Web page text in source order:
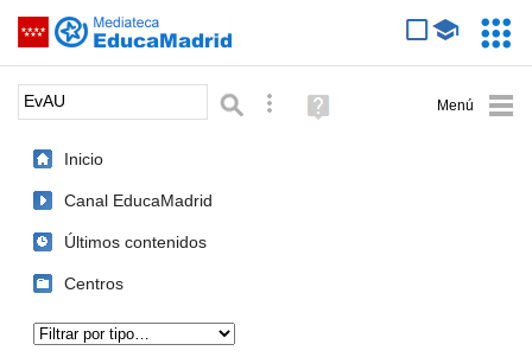
Saltar navegación
Palabra o frase: Búsqueda avanzada
Ayuda
(en
Inicio
Canal EducaMadrid
Últimos contenidos
Centros